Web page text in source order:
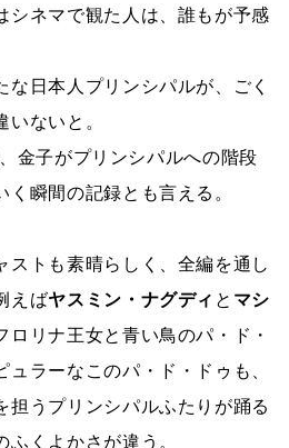
シネマで観た人は、誰もが予感
な日本人プリンシパルが、ごく
ないと。
金子がプリンシパルへの階段
く瞬間の記録とも言える。
ストも素晴らしく、全編を通し
えばヤスミン・ナグディ と マシ
ロリナ王女と青い鳥のパ・ド・
ュラーなこのパ・ド・ドゥも、
担うプリンシパルふたりが踊る
ふくよかさが違う。